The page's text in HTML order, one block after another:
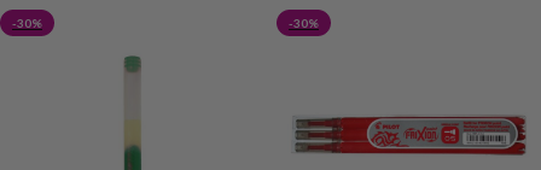
-30% -30%